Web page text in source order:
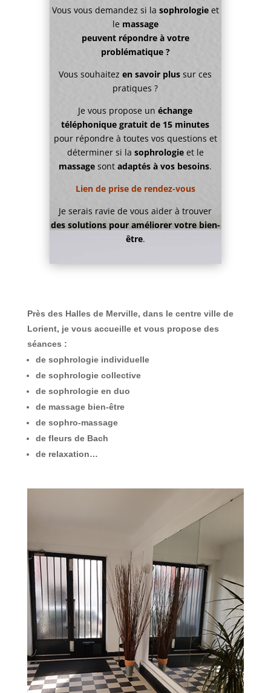
Vous vous demandez si la sophrologieet
le massage
peuvent répondre à votre
problématique ?
Vous souhaitezen savoir plus sur ces
pratiques ?
Je vous propose unéchange
téléphonique gratuit de 15 minutes
pour répondre à toutes vos questions et
déterminer si la sophrologieet le
massage sontadaptés à vos besoins.
Lien de prise de rendez-vous
Je serais ravie de vous aider à trouver
des solutions pour améliorer votre bien-
être.
Près des Halles de Merville, dans le centre ville de
Lorient, je vous accueille et vous propose des
séances :
de sophrologie individuelle
de sophrologie collective
de sophrologie en duo
de massage bien-être
de sophro-massage
de fleurs de Bach
de relaxation…